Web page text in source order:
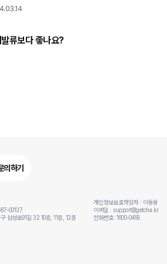
던 K3와 달리, K5처럼 패스트백 스타일로 거듭났습니
류보다 좋나요?
의하기
00137
삼성로91길 32 10층, 11층, 12층
개인정보보호책임자 : 이동용
이메일 : support@getcha.kr
전화번호: 1800-0456